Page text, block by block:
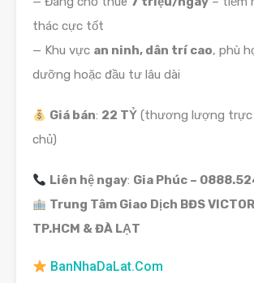
thác cực tốt
— Khu vực an ninh, dân trí cao, phù
dưỡng hoặc đầu tư lâu dài
Giá bán: 22 TỶ (thương lượng trực
chủ)
Liên hệ ngay: Gia Phúc –
Trung Tâm Giao Dịch BĐS
TP.HCM & ĐÀ LẠT
BanNhaDaLat.Com